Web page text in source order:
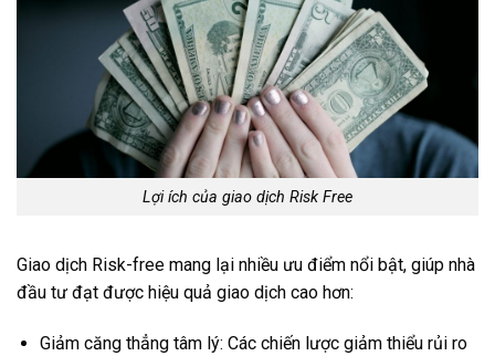
Lợi ích của giao dịch Risk Free
Giao dịch Risk-free mang lại nhiều ưu điểm nổi bật, giúp nhà
đầu tư đạt được hiệu quả giao dịch cao hơn:
Giảm căng thẳng tâm lý: Các chiến lược giảm thiểu rủi ro